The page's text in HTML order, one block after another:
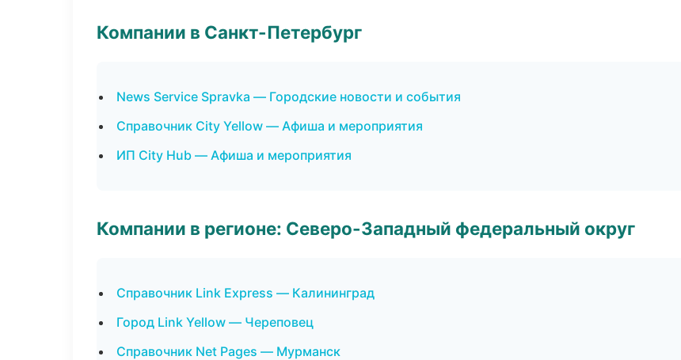
Компании в Санкт-Петербург
News Service Spravka — Городские новости и события
Справочник City Yellow — Афиша и мероприятия
ИП City Hub — Афиша и мероприятия
Компании в регионе: Северо-Западный федеральный округ
Справочник Link Express — Калининград
Город Link Yellow — Череповец
Справочник Net Pages — Мурманск